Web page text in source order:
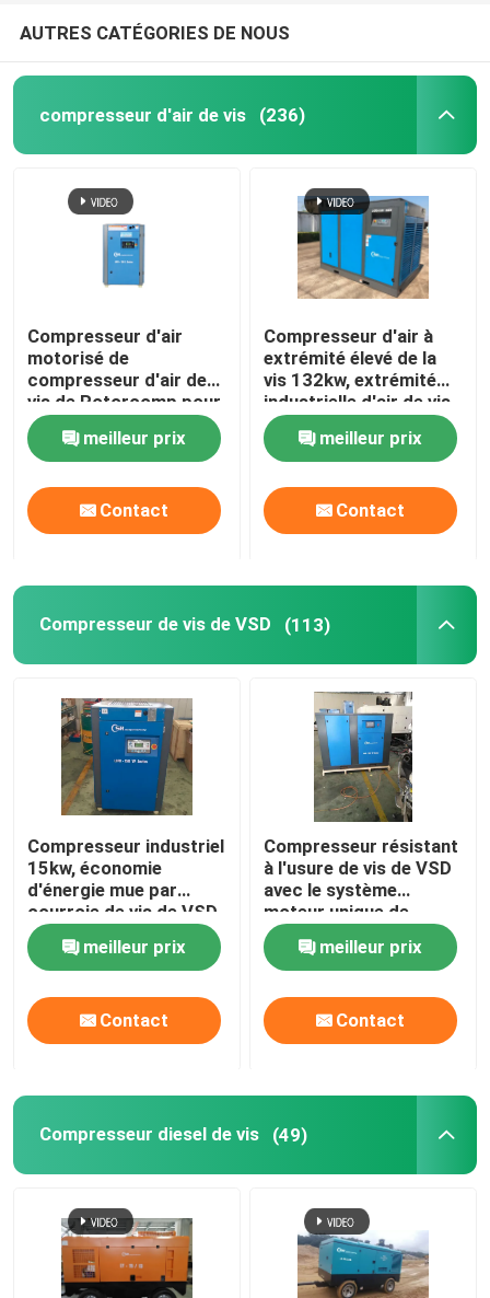
Maison
Produits
Vidéos
AUTRES CATÉGORIES DE NOUS
compresseur d'air de vis (236)
Compresseur d'air
motorisé de
compresseur d'air de
vis de Rotorcomp pour
l'huile lubrifiée
meilleur prix
Contact
Compresseur d'air à
extrémité élevé de la
vis 132kw, extrémité
industrielle d'air de vis
de Rotorcomp
meilleur prix
Contact
Compresseur de vis de VSD (113)
Compresseur industriel
15kw, économie
d'énergie mue par
courroie de vis de VSD
du compresseur d'air
50%
meilleur prix
Contact
Compresseur résistant
à l'usure de vis de VSD
avec le système
moteur unique de
garde
meilleur prix
Contact
Compresseur diesel de vis (49)